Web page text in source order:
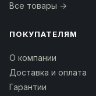
Все товары →
ПОКУПАТЕЛЯМ
О компании
Доставка и оплата
Гарантии